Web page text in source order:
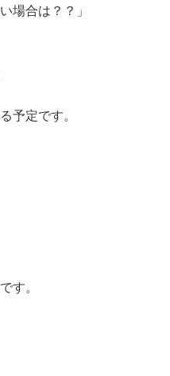
場合は？？」
予定です。
す。